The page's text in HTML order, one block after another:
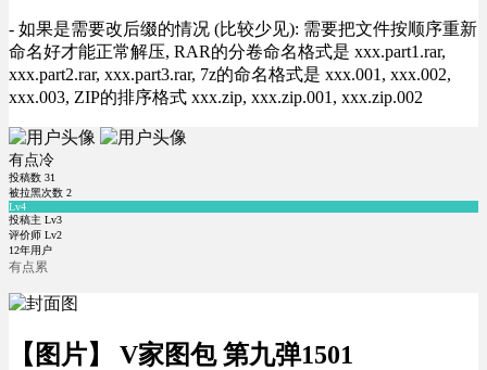
- 如果是需要改后缀的情况 (比较少见): 需要把文件按顺序重新
命名好才能正常解压, RAR的分卷命名格式是 xxx.part1.rar,
xxx.part2.rar, xxx.part3.rar, 7z的命名格式是 xxx.001, xxx.002,
xxx.003, ZIP的排序格式 xxx.zip, xxx.zip.001, xxx.zip.002
有点冷
投稿数 31
被拉黑次数 2
Lv4
投稿主 Lv3
评价师 Lv2
12年用户
有点累
【图片】 V家图包 第九弹1501